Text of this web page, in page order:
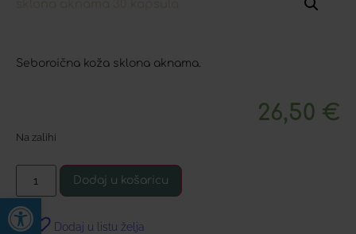
Open toolbar
Seboroična koža sklona aknama.
26,50 €
Na zalihi
Dodaj u košaricu
Dodaj u listu želja